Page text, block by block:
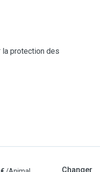
la protection des
Changer